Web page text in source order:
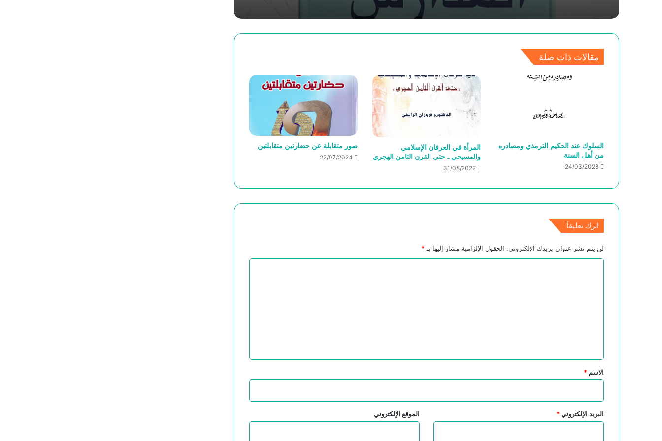
أزمة العالم الحديث – رينيه غينون
وحتى الان
مقالات ذات صلة
السلوك عند الحكيم الترمذي ومصادره
من أهل السنة
24/03/2023
المرأة في العرفان الإسلامي
والمسيحي ـ حتى القرن الثامن الهجري
31/08/2022
صور متقابلة عن حضارتين متقابلتين
22/07/2024
اترك تعليقاً
لن يتم نشر عنوان بريدك الإلكتروني. الحقول الإلزامية مشار إليها بـ*
*
الاسم *
البريد الإلكتروني* الموقع الإلكتروني